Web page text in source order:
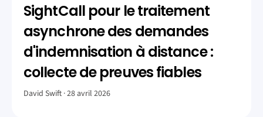
SightCall pour le traitement
asynchrone des demandes
d'indemnisation à distance :
collecte de preuves fiables
David Swift 28 avril 2026